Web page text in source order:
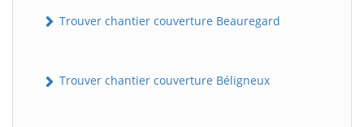
Trouver chantier couverture Beauregard
Trouver chantier couverture Béligneux